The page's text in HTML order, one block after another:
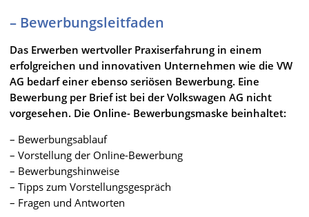
– Bewerbungsleitfaden
Das Erwerben wertvoller Praxiserfahrung in einem
erfolgreichen und innovativen Unternehmen wie die VW
AG bedarf einer ebenso seriösen Bewerbung. Eine
Bewerbung per Brief ist bei der Volkswagen AG nicht
vorgesehen. Die Online- Bewerbungsmaske beinhaltet:
– Bewerbungsablauf
– Vorstellung der Online-Bewerbung
– Bewerbungshinweise
– Tipps zum Vorstellungsgespräch
– Fragen und Antworten